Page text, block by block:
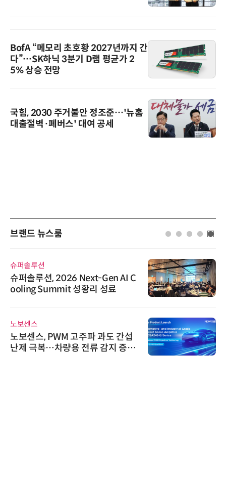
BofA “메모리 초호황 2027년까지 간
다”…SK하닉 3분기 D램 평균가 2
5% 상승 전망
국힘, 2030 주거불안 정조준…'뉴홈
대출절벽·폐버스' 대여 공세
브랜드 뉴스룸
슈퍼솔루션
슈퍼솔루션, 2026 Next-Gen AI C
ooling Summit 성황리 성료
노보센스
노보센스, PWM 고주파 과도 간섭
난제 극복…차량용 전류 감지 증폭